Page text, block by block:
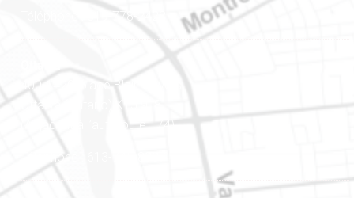
Téléphone : 819-778-2428
400-1420, place Blair Towers
Ottawa (Ontario) K1J 9L8
(Adjacent à l’autoroute 174)
Téléphone : 613-745-8387